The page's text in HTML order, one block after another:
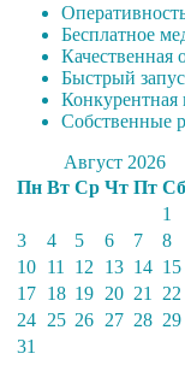
Бесплатное
Качественная
Быстрый
Конкурентная
Собственные
Август 2026
Пн Вт Ср Чт Пт Сб
1
3
4 5 6 7 8
10 11 12 13 14 15
17 18 19 20 21 22
24 25 26 27 28 29
31